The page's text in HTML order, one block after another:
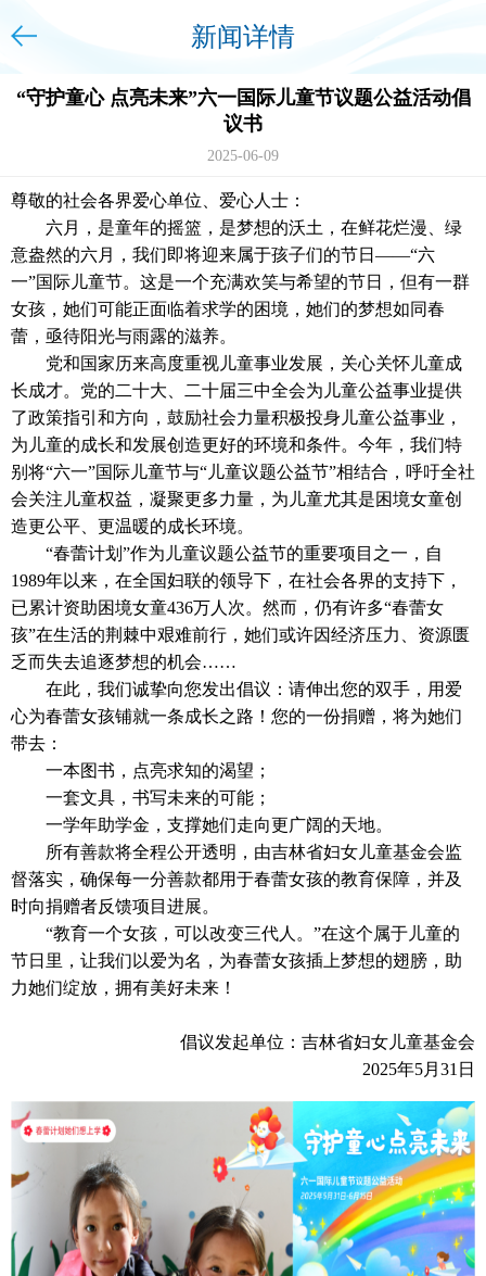
新闻详情
“守护童心 点亮未来”六一国际儿童节议题公益活动倡
议书
2025-06-09
尊敬的社会各界爱心单位、爱心人士：
六月，是童年的摇篮，是梦想的沃土，在鲜花烂漫、绿
意盎然的六月，我们即将迎来属于孩子们的节日——“六
一”国际儿童节。这是一个充满欢笑与希望的节日，但有一群
女孩，她们可能正面临着求学的困境，她们的梦想如同春
蕾，亟待阳光与雨露的滋养。
党和国家历来高度重视儿童事业发展，关心关怀儿童成
长成才。党的二十大、二十届三中全会为儿童公益事业提供
了政策指引和方向，鼓励社会力量积极投身儿童公益事业，
为儿童的成长和发展创造更好的环境和条件。今年，我们特
别将“六一”国际儿童节与“儿童议题公益节”相结合，呼吁全社
会关注儿童权益，凝聚更多力量，为儿童尤其是困境女童创
造更公平、更温暖的成长环境。
“春蕾计划”作为儿童议题公益节的重要项目之一，自
1989年以来，在全国妇联的领导下，在社会各界的支持下，
已累计资助困境女童436万人次。然而，仍有许多“春蕾女
孩”在生活的荆棘中艰难前行，她们或许因经济压力、资源匮
乏而失去追逐梦想的机会……
在此，我们诚挚向您发出倡议：请伸出您的双手，用爱
心为春蕾女孩铺就一条成长之路！您的一份捐赠，将为她们
带去：
一本图书，点亮求知的渴望；
一套文具，书写未来的可能；
一学年助学金，支撑她们走向更广阔的天地。
所有善款将全程公开透明，由吉林省妇女儿童基金会监
督落实，确保每一分善款都用于春蕾女孩的教育保障，并及
时向捐赠者反馈项目进展。
“教育一个女孩，可以改变三代人。”在这个属于儿童的
节日里，让我们以爱为名，为春蕾女孩插上梦想的翅膀，助
力她们绽放，拥有美好未来！
倡议发起单位：吉林省妇女儿童基金会
2025年5月31日